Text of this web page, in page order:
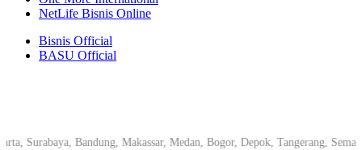
NetLife Bisnis Online
Bisnis Official
BASU Official
Bandung, Makassar, Medan, Bogor, Depok, Tangerang,